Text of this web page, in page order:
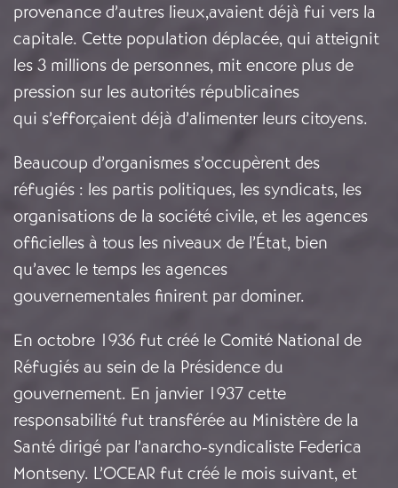
provenance d’autres lieux,avaient déjà fui vers la
capitale. Cette population déplacée, qui atteignit
les 3 millions de personnes, mit encore plus de
pression sur les autorités républicaines
qui s’efforçaient déjà d’alimenter leurs citoyens.
Beaucoup d’organismes s’occupèrent des
réfugiés : les partis politiques, les syndicats, les
organisations de la société civile, et les agences
officielles à tous les niveaux de l’État, bien
qu’avec le temps les agences
gouvernementales finirent par dominer.
En octobre 1936 fut créé le Comité National de
Réfugiés au sein de la Présidence du
gouvernement. En janvier 1937 cette
responsabilité fut transférée au Ministère de la
Santé dirigé par l’anarcho-syndicaliste Federica
Montseny. L’OCEAR fut créé le mois suivant, et